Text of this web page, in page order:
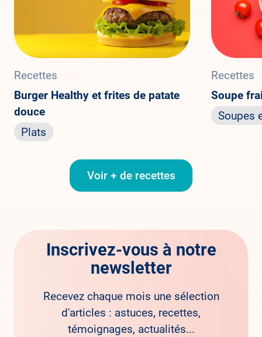
Recettes
Burger Healthy et frites de patate
douce
Plats
Recettes
Soupe
Soupes
Voir + de recettes
Inscrivez-vous à notre
newsletter
Recevez chaque mois une sélection
d'articles : astuces, recettes,
témoignages, actualités...